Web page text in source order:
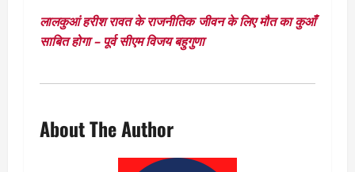
लालकुआं हरीश रावत के राजनीतिक जीवन के लिए मौत का कुआँ
साबित होगा – पूर्व सीएम विजय बहुगुणा
About The Author